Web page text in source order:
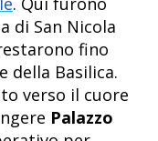
di San Nicola
fino
della Basilica.
verso il cuore
Palazzo